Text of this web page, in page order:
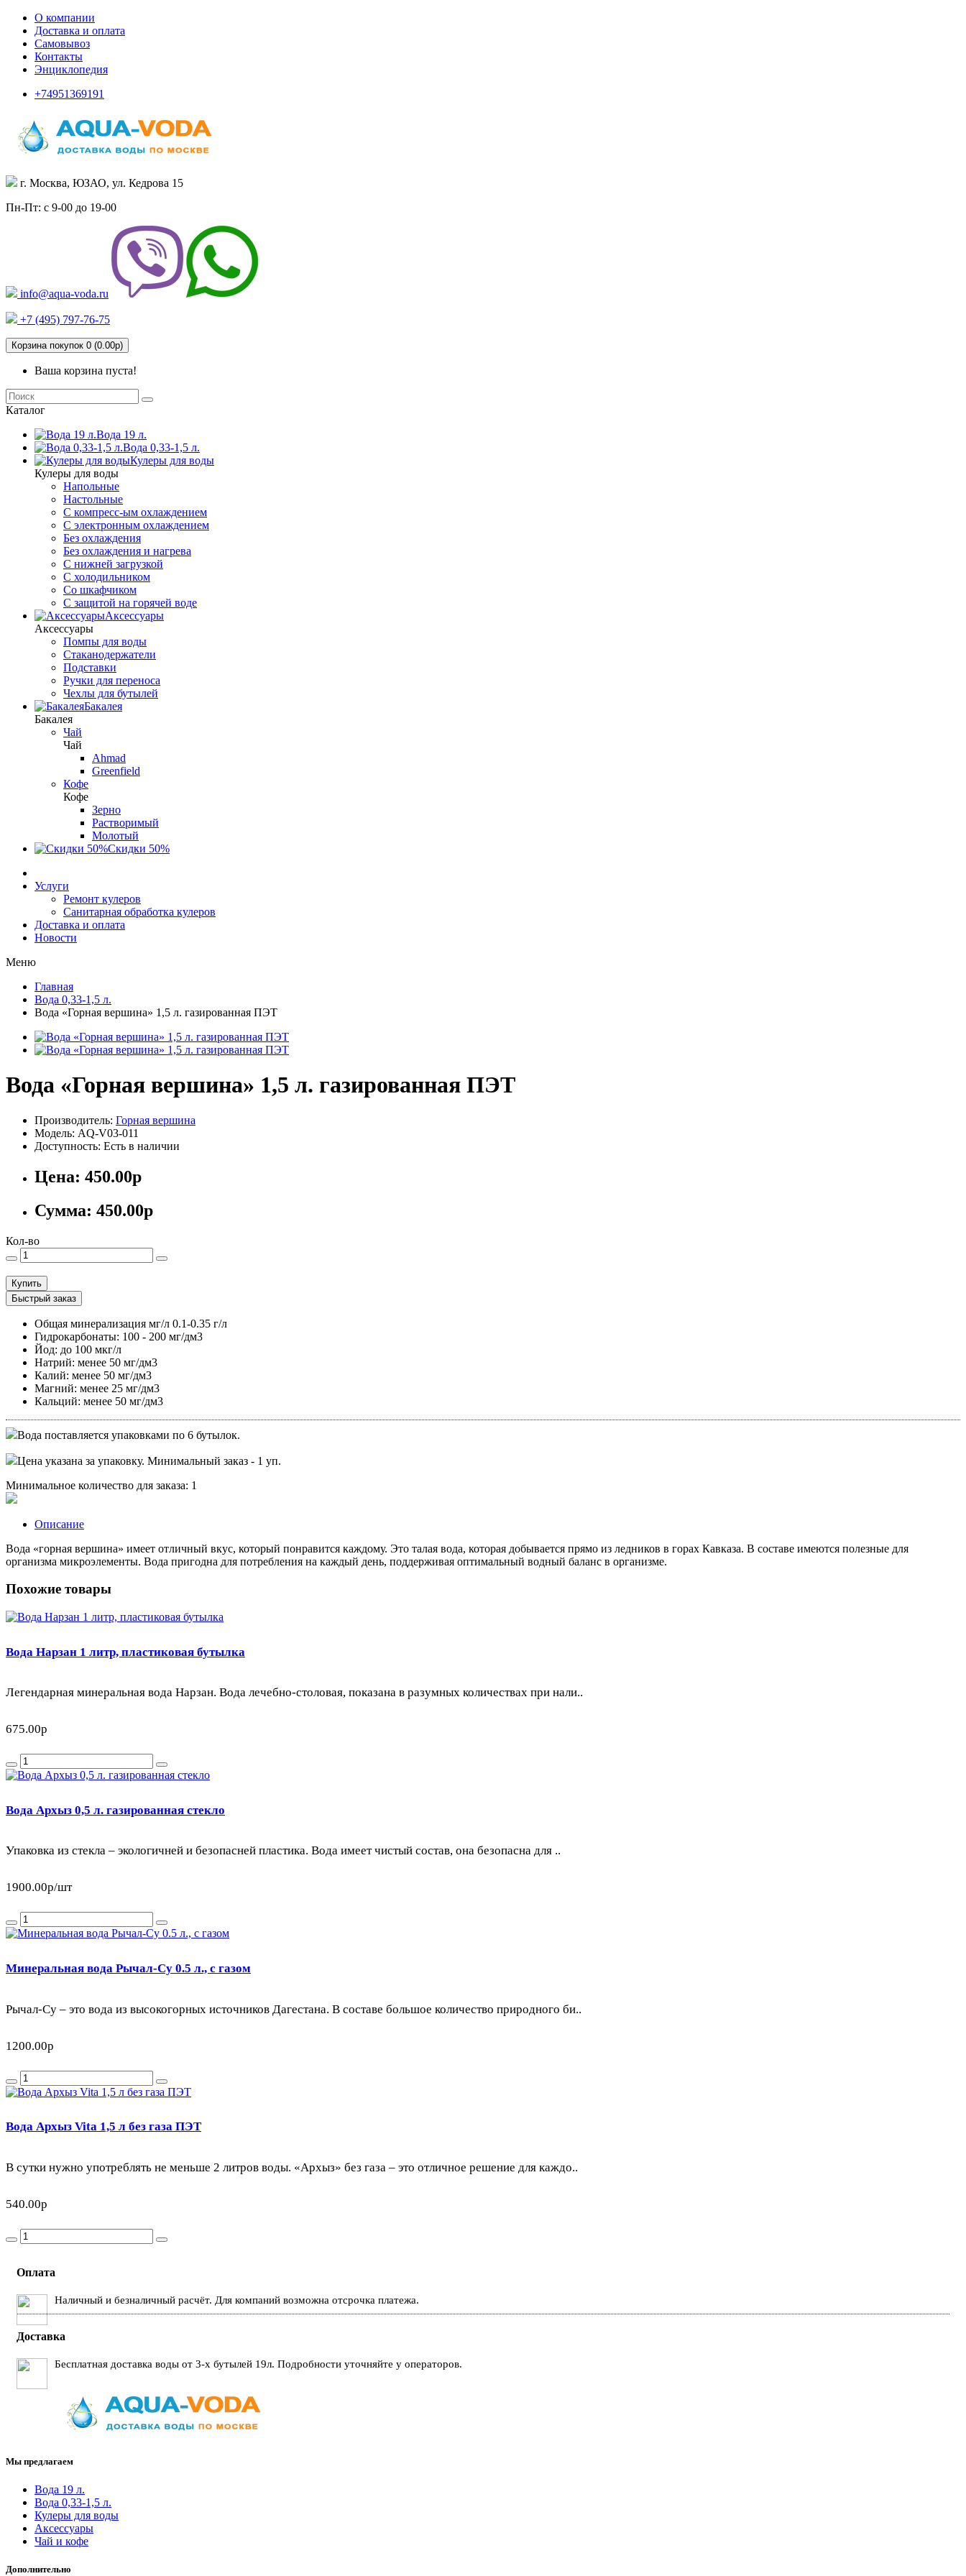
О компании
Доставка и оплата
Самовывоз
Контакты
Энциклопедия
+74951369191
г. Москва, ЮЗАО, ул. Кедрова 15
Пн-Пт: с 9-00 до 19-00
info@aqua-voda.ru
+7 (495) 797-76-75
Корзина покупок 0 (0.00р)
Ваша корзина пуста!
Каталог
Вода 19 л.
Вода 0,33-1,5 л.
Кулеры для воды
Кулеры для воды
Напольные
Настольные
С компресс-ым охлаждением
С электронным охлаждением
Без охлаждения
Без охлаждения и нагрева
С нижней загрузкой
С холодильником
Со шкафчиком
С защитой на горячей воде
Аксессуары
Аксессуары
Помпы для воды
Стаканодержатели
Подставки
Ручки для переноса
Чехлы для бутылей
Бакалея
Бакалея
Чай
Чай
Ahmad
Greenfield
Кофе
Кофе
Зерно
Растворимый
Молотый
Скидки 50%
Услуги
Ремонт кулеров
Санитарная обработка кулеров
Доставка и оплата
Новости
Меню
Главная
Вода 0,33-1,5 л.
Вода «Горная вершина» 1,5 л. газированная ПЭТ
Вода «Горная вершина» 1,5 л. газированная ПЭТ
Производитель: Горная вершина
Модель: AQ-V03-011
Доступность: Есть в наличии
Цена: 450.00р
Сумма: 450.00р
Кол-во
Купить
Быстрый заказ
Общая минерализация мг/л 0.1-0.35 г/л
Гидрокарбонаты: 100 - 200 мг/дм3
Йод: до 100 мкг/л
Натрий: менее 50 мг/дм3
Калий: менее 50 мг/дм3
Магний: менее 25 мг/дм3
Кальций: менее 50 мг/дм3
Вода поставляется упаковками по 6 бутылок.
Цена указана за упаковку. Минимальный заказ - 1 уп.
Минимальное количество для заказа: 1
Описание
Вода «горная вершина» имеет отличный вкус, который понравится каждому. Это талая вода, которая добывается прямо из ледников в горах Кавказа. В составе имеются полезные для
организма микроэлементы. Вода пригодна для потребления на каждый день, поддерживая оптимальный водный баланс в организме.
Похожие товары
Вода Нарзан 1 литр, пластиковая бутылка
Легендарная минеральная вода Нарзан. Вода лечебно-столовая, показана в разумных количествах при нали..
675.00р
Вода Архыз 0,5 л. газированная стекло
Упаковка из стекла – экологичней и безопасней пластика. Вода имеет чистый состав, она безопасна для ..
1900.00р/шт
Минеральная вода Рычал-Су 0.5 л., с газом
Рычал-Су – это вода из высокогорных источников Дагестана. В составе большое количество природного би..
1200.00р
Вода Архыз Vita 1,5 л без газа ПЭТ
В сутки нужно употреблять не меньше 2 литров воды. «Архыз» без газа – это отличное решение для каждо..
540.00р
Оплата
Наличный и безналичный расчёт. Для компаний возможна отсрочка платежа.
Доставка
Бесплатная доставка воды от 3-х бутылей 19л. Подробности уточняйте у операторов.
Мы предлагаем
Вода 19 л.
Вода 0,33-1,5 л.
Кулеры для воды
Аксессуары
Чай и кофе
Дополнительно